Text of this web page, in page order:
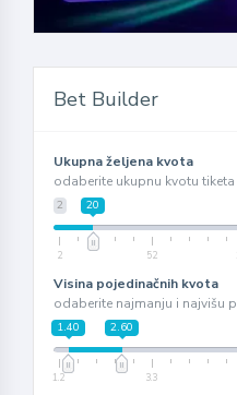
Bet Builder
Ukupna željena kvota
odaberite ukupnu kvotu tiketa
2 20
2 52
Visina pojedinačnih kvota
odaberite najmanju i najvišu
1.40 2.60
1.2 3.3